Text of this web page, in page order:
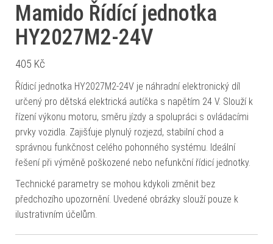
Mamido Řídící jednotka
HY2027M2-24V
405 Kč
Řídicí jednotka HY2027M2-24V je náhradní elektronický díl
určený pro dětská elektrická autíčka s napětím 24 V. Slouží k
řízení výkonu motoru, směru jízdy a spolupráci s ovládacími
prvky vozidla. Zajišťuje plynulý rozjezd, stabilní chod a
správnou funkčnost celého pohonného systému. Ideální
řešení při výměně poškozené nebo nefunkční řídicí jednotky.
Technické parametry se mohou kdykoli změnit bez
předchozího upozornění. Uvedené obrázky slouží pouze k
ilustrativním účelům.